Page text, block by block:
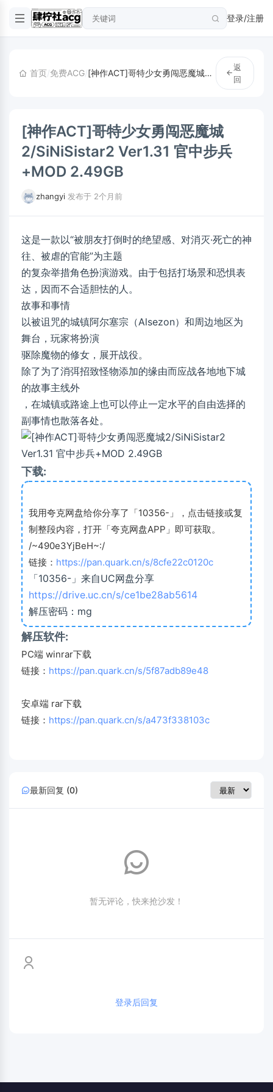
登录/注册
首页/免费ACG/ [神作ACT]哥特少女勇闯恶魔城2/SiNiSistar2 Ver1.31 官中步兵+MOD 2.49GB
返
回
[神作ACT]哥特少女勇闯恶魔城
2/SiNiSistar2 Ver1.31 官中步兵
+MOD 2.49GB
zhangyi 发布于 2个月前
这是一款以“被朋友打倒时的绝望感、对消灭·死亡的神
往、被虐的官能”为主题
的复杂举措角色扮演游戏。由于包括打场景和恐惧表
达，因而不合适胆怯的人。
故事和事情
以被诅咒的城镇阿尔塞宗（Alsezon）和周边地区为
舞台，玩家将扮演
驱除魔物的修女，展开战役。
除了为了消弭招致怪物添加的缘由而应战各地地下城
的故事主线外
，在城镇或路途上也可以停止一定水平的自由选择的
副事情也散落各处。
下载:
我用夸克网盘给你分享了「10356-」，点击链接或复
制整段内容，打开「夸克网盘APP」即可获取。
/~490e3YjBeH~:/
链接： https://pan.quark.cn/s/8cfe22c0120c
「10356-」来自UC网盘分享
https://drive.uc.cn/s/ce1be28ab5614
解压密码：mg
解压软件:
PC端 winrar下载
链接： https://pan.quark.cn/s/5f87adb89e48
安卓端 rar下载
链接： https://pan.quark.cn/s/a473f338103c
最新回复 (0)
暂无评论，快来抢沙发！
登录后回复